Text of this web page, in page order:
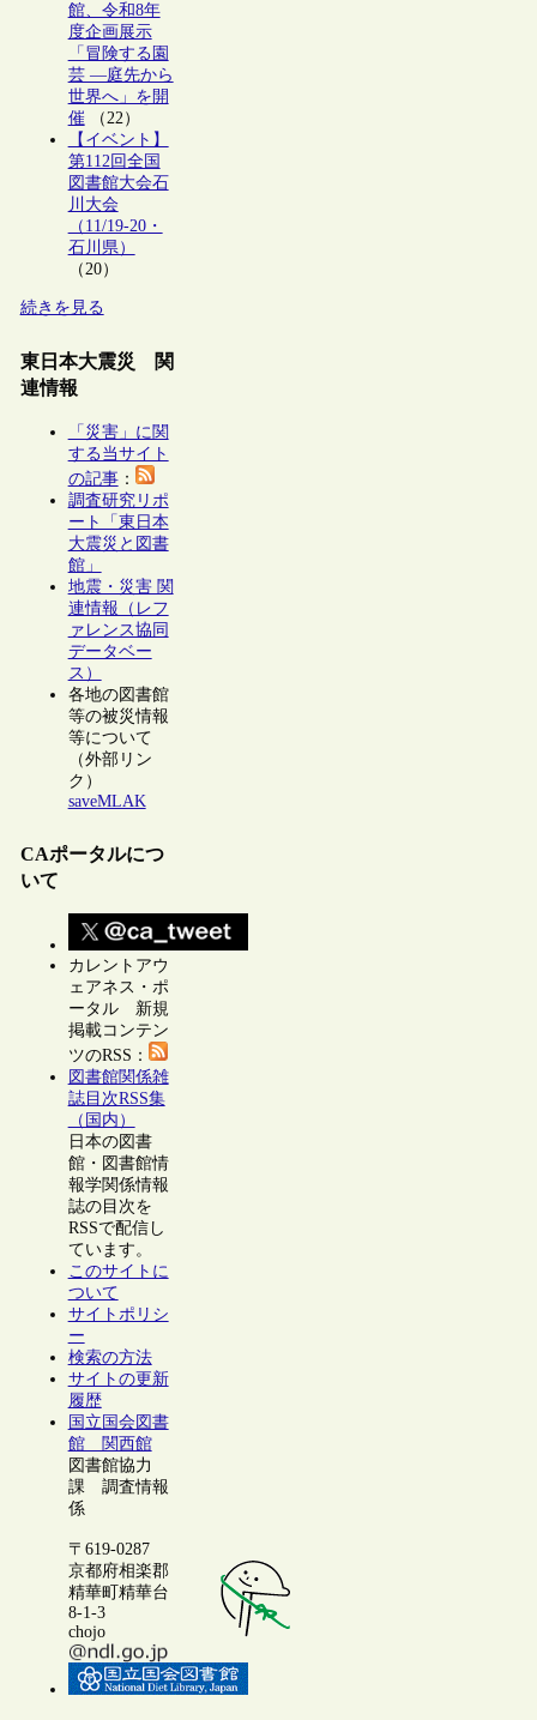
館、令和8年
度企画展示
「冒険する園
芸 ―庭先から
世界へ」を開
催（22）
【イベント】
第112回全国
図書館大会石
川大会
（11/19-20・
石川県）
（20）
続きを見る
東日本大震災 関
連情報
「災害」に関
する当サイト
の記事：
調査研究リポ
ート「東日本
大震災と図書
館」
地震・災害 関
連情報（レフ
ァレンス協同
データベー
ス）
各地の図書館
等の被災情報
等について
（外部リン
ク）
saveMLAK
CAポータルにつ
いて
カレントアウ
ェアネス・ポ
ータル 新規
掲載コンテン
ツのRSS：
図書館関係雑
誌目次RSS集
（国内）
日本の図書
館・図書館情
報学関係情報
誌の目次を
RSSで配信し
ています。
このサイトに
ついて
サイトポリシ
ー
検索の方法
サイトの更新
履歴
国立国会図書
館 関西館
図書館協力
課 調査情報
係
〒619-0287
京都府相楽郡
精華町精華台
8-1-3
chojo